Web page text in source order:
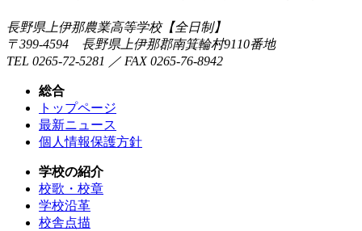
長野県上伊那農業高等学校【全日制】
〒399-4594 長野県上伊那郡南箕輪村9110番地
TEL 0265-72-5281 ／ FAX 0265-76-8942
総合
トップページ
最新ニュース
個人情報保護方針
学校の紹介
校歌・校章
学校沿革
校舎点描